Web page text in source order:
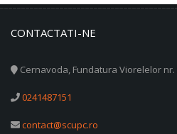
CONTACTATI-NE
Cernavoda, Fundatura Viorelelor nr.
0241487151
contact@scupc.ro